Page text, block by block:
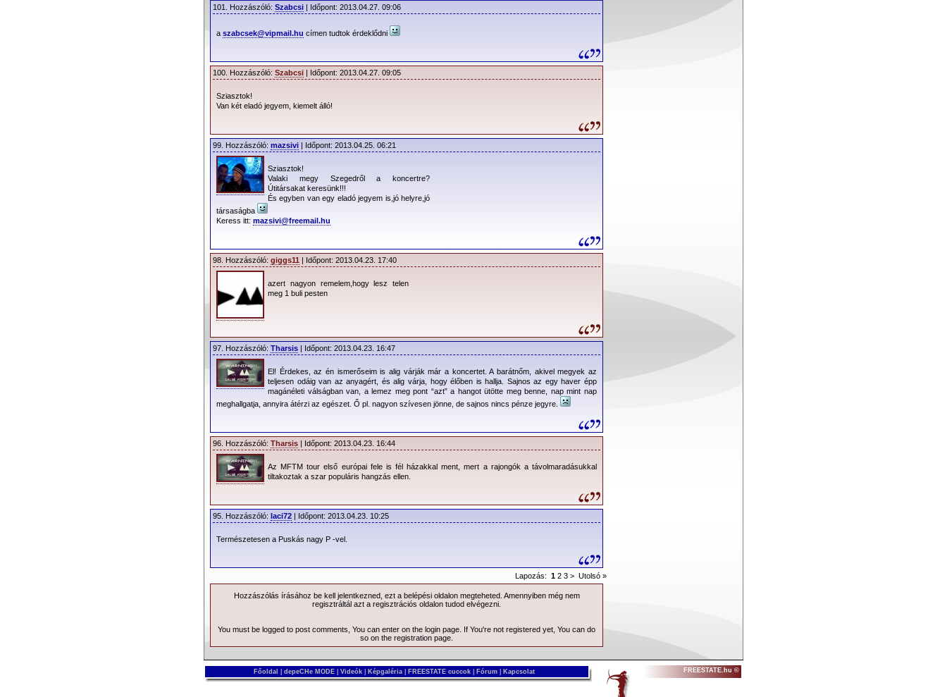
- Vonatmenetrendek -www.elvira.hu
- Buszmenetrendek -
Forrás:LiveNation.hu
2013.02.16. 13:07 |Faith| 60162 Olvasás |114 Hozzászólás|Nyomtatás
101. Hozzászóló: Szabcsi | Időpont: 2013.04.27. 09:06
a szabcsek@vipmail.hu címen tudtok érdeklődni
100. Hozzászóló: Szabcsi | Időpont: 2013.04.27. 09:05
Sziasztok!
Van két eladó jegyem, kiemelt álló!
99. Hozzászóló: mazsivi | Időpont: 2013.04.25. 06:21
Sziasztok!
Valaki megy Szegedről a koncertre?
Útitársakat keresünk!!!
És egyben van egy eladó jegyem is,jó helyre,jó
társaságba
Keress itt: mazsivi@freemail.hu
98. Hozzászóló: giggs11 | Időpont: 2013.04.23. 17:40
azert nagyon remelem,hogy lesz telen
meg 1 buli pesten
97. Hozzászóló: Tharsis | Időpont: 2013.04.23. 16:47
El! Érdekes, az én ismerőseim is alig várják már a koncertet. A barátnőm, akivel megyek az
teljesen odáig van az anyagért, és alig várja, hogy élőben is hallja. Sajnos az egy haver épp
magánéleti válságban van, a lemez meg pont “azt” a hangot ütötte meg benne, nap mint nap
meghallgatja, annyira átérzi az egészet. Ő pl. nagyon szívesen jönne, de sajnos nincs pénze jegyre.
96. Hozzászóló: Tharsis | Időpont: 2013.04.23. 16:44
Az MFTM tour első európai fele is fél házakkal ment, mert a rajongók a távolmaradásukkal
tiltakoztak a szar populáris hangzás ellen.
95. Hozzászóló: laci72 | Időpont: 2013.04.23. 10:25
Természetesen a Puskás nagy P -vel.
Lapozás: 1 2 3 > Utolsó »
Hozzászólás írásához be kell jelentkezned, ezt a belépésioldalon megteheted. Amennyiben még nem
regisztráltál azt a regisztrációs oldalon tudod elvégezni.
You must be logged to post comments, You can enter on the login page . If You're not registered yet, You can do
so on the registration page
Főoldal depeCHe MODE Videók Képgaléria FREESTATE cuccok Fórum Kapcsolat FREESTATE.hu ©